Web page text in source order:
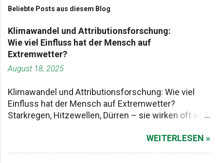
Beliebte Posts aus diesem Blog
Klimawandel und Attributionsforschung:
Wie viel Einfluss hat der Mensch auf
Extremwetter?
August 18, 2025
Klimawandel und Attributionsforschung: Wie viel
Einfluss hat der Mensch auf Extremwetter?
Starkregen, Hitzewellen, Dürren – sie wirken oft wie
das so? Oder steckt mehr dahinter? Genau hier
WEITERLESEN »